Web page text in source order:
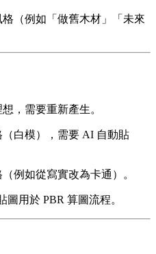
（例如「做舊木材」「未來
，需要重新產生。
白模），需要 AI 自動貼
例如從寫實改為卡通）。
用於 PBR 算圖流程。